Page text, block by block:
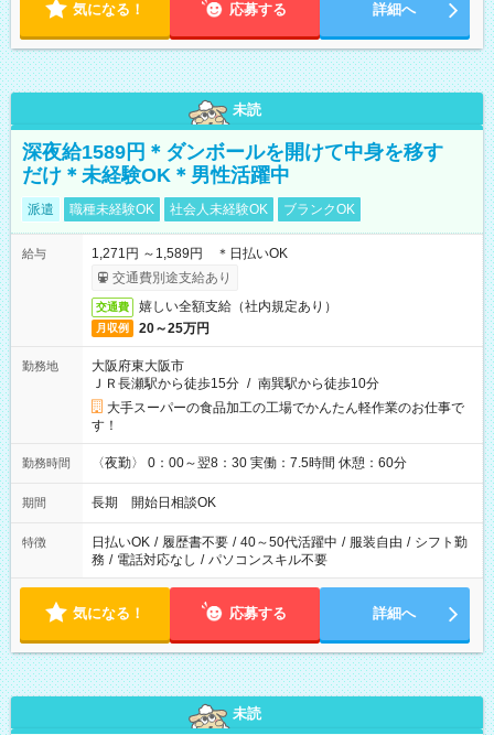
気になる！ 応募する 詳細へ
未読
深夜給1589円＊ダンボールを開けて中身を移す
だけ＊未経験OK＊男性活躍中
派遣 職種未経験OK 社会人未経験OK ブランクOK
給与
1,271円 ～1,589円 ＊日払いOK
交通費別途支給あり
交通費 嬉しい全額支給（社内規定あり）
月収例 20～25万円
勤務地
大阪府東大阪市
ＪＲ長瀬駅から徒歩15分 / 南巽駅から徒歩10分
大手スーパーの食品加工の工場でかんたん軽作業のお仕事で
す！
勤務時間 〈夜勤〉 0：00～翌8：30 実働：7.5時間 休憩：60分
期間 長期 開始日相談OK
特徴 日払いOK / 履歴書不要 / 40～50代活躍中 / 服装自由 / シフト勤
務 / 電話対応なし / パソコンスキル不要
気になる！ 応募する 詳細へ
未読